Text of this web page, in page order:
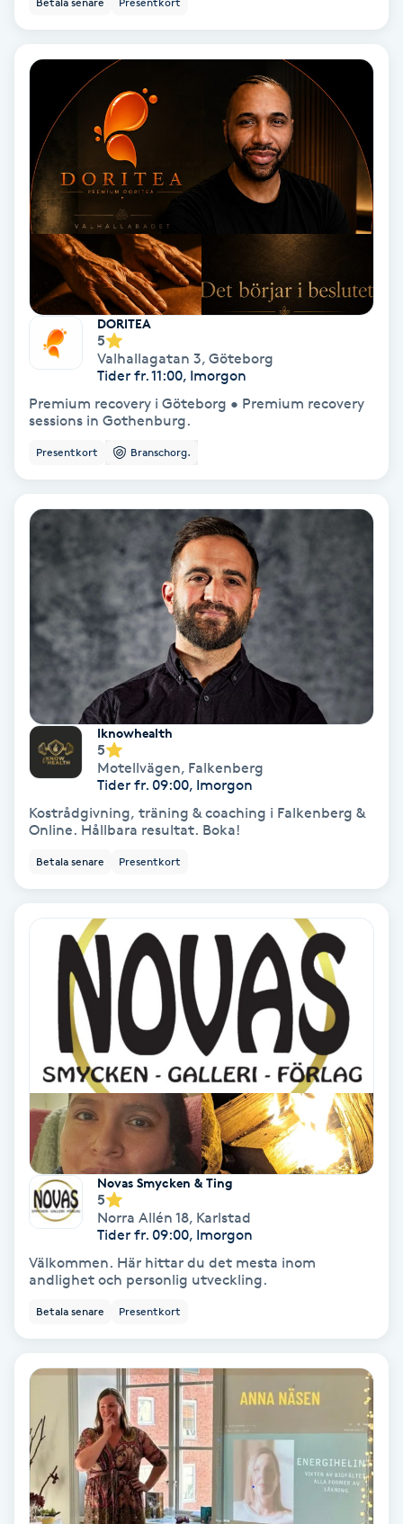
Babylights
Balayage
Bambumassage
Barber
Barnklippning
Brynplockning
Bröllopsuppsättning
Celluliter
Coachning
Color correction
Cryoterapi
Damklippning
Dermapen
Diamantslipning
Enzympeeling
Extensions
Extensions borttagning
Eyeliner-tatuering
Face framing
Faceliftmassage
Fet hårbotten
Fettreducering
DORITEA
5
Valhallagatan 3, Göteborg
Tider fr. 11:00, Imorgon
Premium recovery i Göteborg • Premium recovery
sessions in Gothenburg.
Presentkort Branschorg.
Iknowhealth
5
Motellvägen, Falkenberg
Tider fr. 09:00, Imorgon
Kostrådgivning, träning & coaching i Falkenberg &
Online. Hållbara resultat. Boka!
Betala senare Presentkort
Novas Smycken & Ting
5
Norra Allén 18, Karlstad
Tider fr. 09:00, Imorgon
Välkommen. Här hittar du det mesta inom
andlighet och personlig utveckling.
Betala senare Presentkort